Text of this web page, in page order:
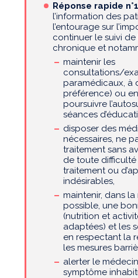
Réponse rapide
l’information des
l’entourage sur
continuer le suivi
chronique et
maintenir les
consultations/
paramédicaux, à
préférence) ou
poursuivre
séances
disposer des
nécessaires, ne
traitement sans
de toute
traitement ou
indésirables,
maintenir, dans
possible, une
(nutrition et
adaptées) et les
en respectant la
les mesures
alerter le
symptôme